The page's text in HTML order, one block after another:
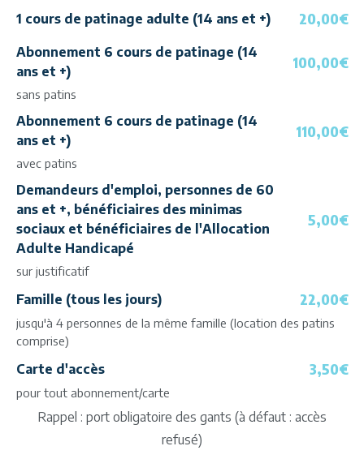
1 cours de patinage adulte (14 ans et +) 20,00€
Abonnement 6 cours de patinage (14
ans et +)
100,00€
sans patins
Abonnement 6 cours de patinage (14
ans et +)
110,00€
avec patins
Demandeurs d'emploi, personnes de 60
ans et +, bénéficiaires des minimas
sociaux et bénéficiaires de l'Allocation
Adulte Handicapé
5,00€
sur justificatif
Famille (tous les jours) 22,00€
jusqu'à 4 personnes de la même famille (location des patins
comprise)
Carte d'accès 3,50€
pour tout abonnement/carte
Rappel : port obligatoire des gants (à défaut : accès
refusé)